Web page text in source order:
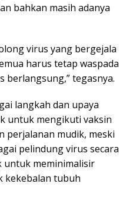
bahkan masih adanya
virus yang bergejala
harus tetap waspada
berlangsung,” tegasnya.
langkah dan upaya
untuk mengikuti vaksin
perjalanan mudik, meski
pelindung virus secara
untuk meminimalisir
kekebalan tubuh